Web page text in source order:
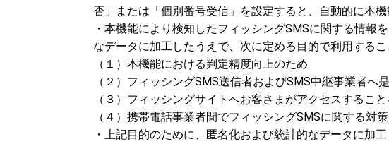
否」または「個別番号受信」を設定すると、自動的に本機
・本機能により検知したフィッシングSMSに関する情報
なデータに加工したうえで、次に定める目的で利用するこ
（１）本機能における判定精度向上のため
（２）フィッシングSMS送信者およびSMS中継事業者へ
（３）フィッシングサイトへお客さまがアクセスするこ
（４）携帯電話事業者間でフィッシングSMSに関する対
・上記目的のために、匿名化および統計的なデータに加